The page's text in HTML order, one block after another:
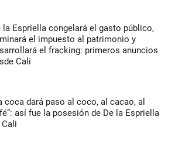
la Espriella congelará el gasto público,
el impuesto al patrimonio y
el fracking: primeros anuncios
Cali
coca dará paso al coco, al cacao, al
así fue la posesión de De la Espriella
Cali